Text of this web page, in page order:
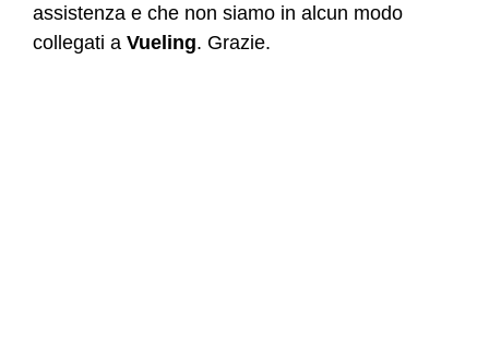
assistenza e che non siamo in alcun modo
collegati a Vueling. Grazie.